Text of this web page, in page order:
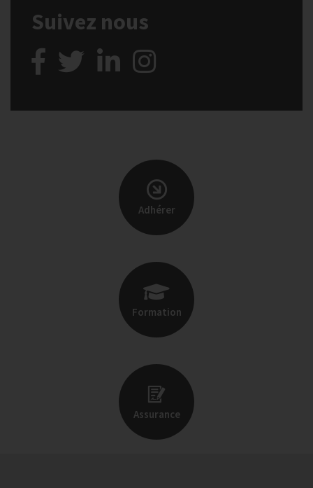
Suivez nous
Adhérer
Formation
Assurance